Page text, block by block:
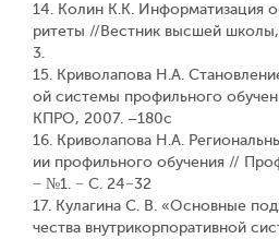
14. Колин К.К. Информатизация
ритеты //Вестник высшей
3.
15. Криволапова Н.А.
ой системы профильного
КПРО, 2007. –180с
16. Криволапова Н.А.
ии профильного обучения //
− №1. − С. 24−32
17. Кулагина С. В. «Основные
чества внутрикорпоративной